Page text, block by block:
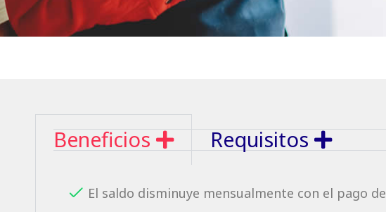
Beneficios Requisitos
El saldo disminuye mensualmente con el pago de